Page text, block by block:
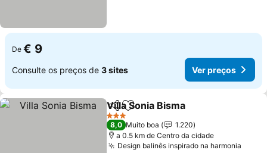
De € 9
Consulte os preços de 3 sites Ver preços
PartilharAdicionar aos favoritos
Villa Sonia Bisma
3 Estrelas
8,0 Muito boa
1.220
a 0.5 km de Centro da cidade
Design balinês inspirado na harmonia